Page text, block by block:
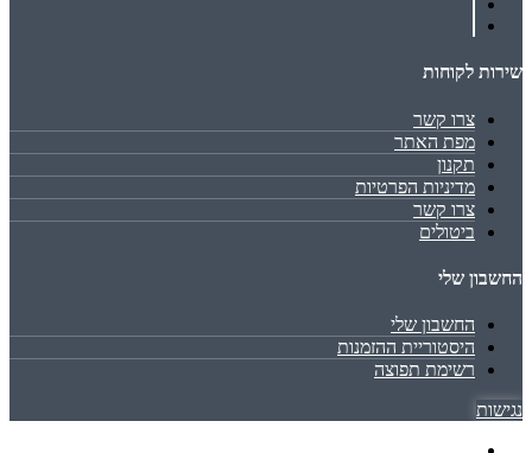
שירות לקוחות
צרו קשר
מפת האתר
תקנון
מדיניות הפרטיות
צרו קשר
ביטולים
החשבון שלי
החשבון שלי
היסטוריית ההזמנות
רשימת תפוצה
נגישות